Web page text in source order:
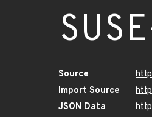
Source
Import Source
JSON Data